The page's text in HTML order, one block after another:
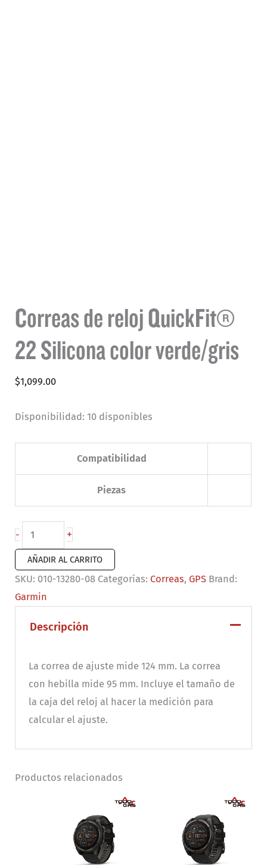
Correas de reloj QuickFit®
22 Silicona color verde/gris
$1,099.00
Disponibilidad: 10 disponibles
Compatibilidad
Piezas
-
Correas
de
reloj
QuickFit®
22
cantidad
+
AÑADIR AL CARRITO
SKU: 010-13280-08 Categorías: Correas, GPS Brand:
Garmin
Descripción
La correa de ajuste mide 124 mm. La correa
con hebilla mide 95 mm. Incluye el tamaño de
la caja del reloj al hacer la medición para
calcular el ajuste.
Productos relacionados